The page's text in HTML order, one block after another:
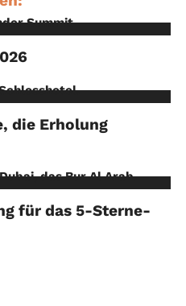
die Erholung
für das 5-Sterne-